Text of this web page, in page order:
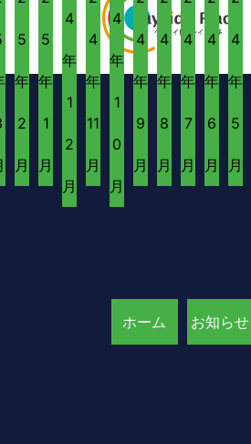
5
年
2
月
5
年
1
月
4
年
1
2
月
4
年
11
月
4
年
1
0
月
4
年
9
月
4
年
8
月
4
年
7
月
4
年
6
月
4
年
5
月
ホーム お知らせ